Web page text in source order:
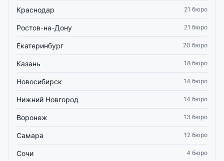
Краснодар 21 бюро
Ростов-на-Дону 21 бюро
Екатеринбург 20 бюро
Казань 18 бюро
Новосибирск 14 бюро
Нижний Новгород 14 бюро
Воронеж 13 бюро
Самара 12 бюро
Сочи 4 бюро